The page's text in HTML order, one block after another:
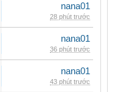
nana01
28 phút trước
nana01
36 phút trước
nana01
43 phút trước